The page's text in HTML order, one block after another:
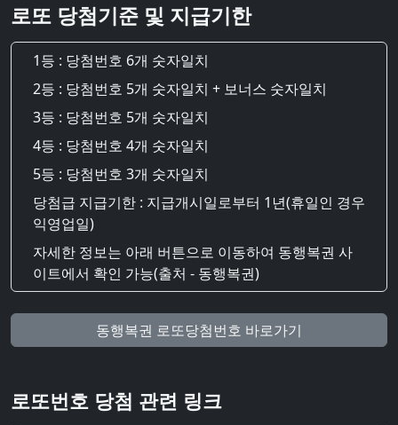
로또 당첨기준 및 지급기한
1등 : 당첨번호 6개 숫자일치
2등 : 당첨번호 5개 숫자일치 + 보너스 숫자일치
3등 : 당첨번호 5개 숫자일치
4등 : 당첨번호 4개 숫자일치
5등 : 당첨번호 3개 숫자일치
당첨급 지급기한 : 지급개시일로부터 1년(휴일인 경우
익영업일)
자세한 정보는 아래 버튼으로 이동하여 동행복권 사
이트에서 확인 가능(출처 - 동행복권)
동행복권 로또당첨번호 바로가기
로또번호 당첨 관련 링크